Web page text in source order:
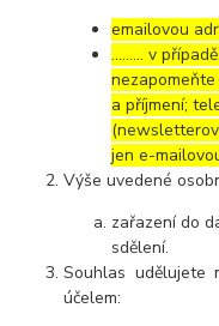
emailovou
……… v
a příjmení;
jen e-
Výše uvedené
zařazení do
sdělení.
Souhlas
účelem: